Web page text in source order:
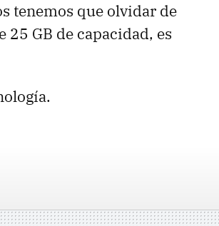
tenemos que olvidar de
25 GB de capacidad, es